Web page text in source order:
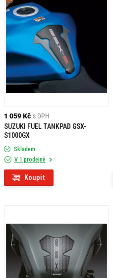
1 059 Kč s DPH
SUZUKI FUEL TANKPAD GSX-
S1000GX
Skladem
V 1 prodejně
Koupit